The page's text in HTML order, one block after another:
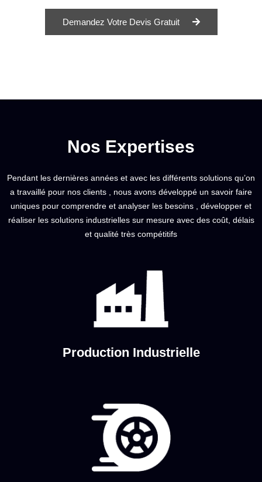
Demandez Votre Devis Gratuit
Nos Expertises
Pendant les dernières années et avec les différents solutions qu’on
a travaillé pour nos clients , nous avons développé un savoir faire
uniques pour comprendre et analyser les besoins , développer et
réaliser les solutions industrielles sur mesure avec des coût, délais
et qualité très compétitifs
Production Industrielle